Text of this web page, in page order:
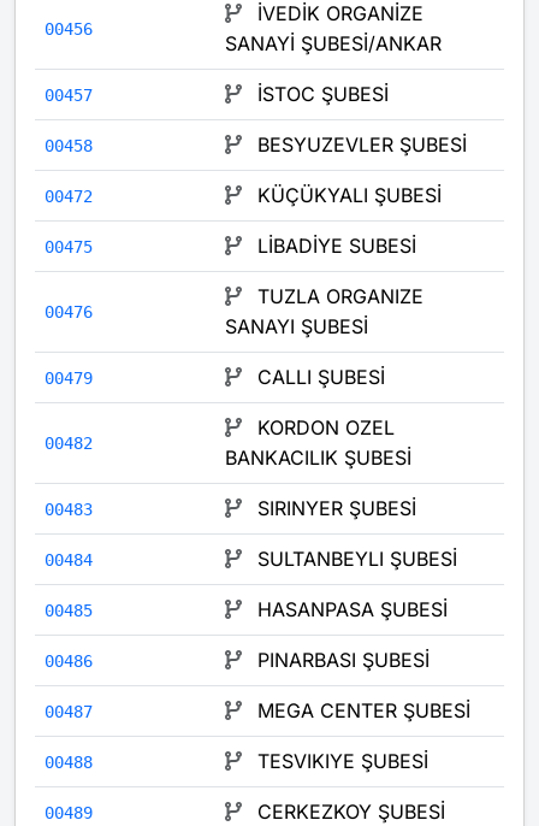
00456
İVEDİK ORGANİZE
SANAYİ ŞUBESİ/ANKAR
00457 İSTOC ŞUBESİ
00458 BESYUZEVLER ŞUBESİ
00472 KÜÇÜKYALI ŞUBESİ
00475 LİBADİYE SUBESİ
00476
TUZLA ORGANIZE
SANAYI ŞUBESİ
00479 CALLI ŞUBESİ
00482
KORDON OZEL
BANKACILIK ŞUBESİ
00483 SIRINYER ŞUBESİ
00484 SULTANBEYLI ŞUBESİ
00485 HASANPASA ŞUBESİ
00486 PINARBASI ŞUBESİ
00487 MEGA CENTER ŞUBESİ
00488 TESVIKIYE ŞUBESİ
00489 CERKEZKOY ŞUBESİ